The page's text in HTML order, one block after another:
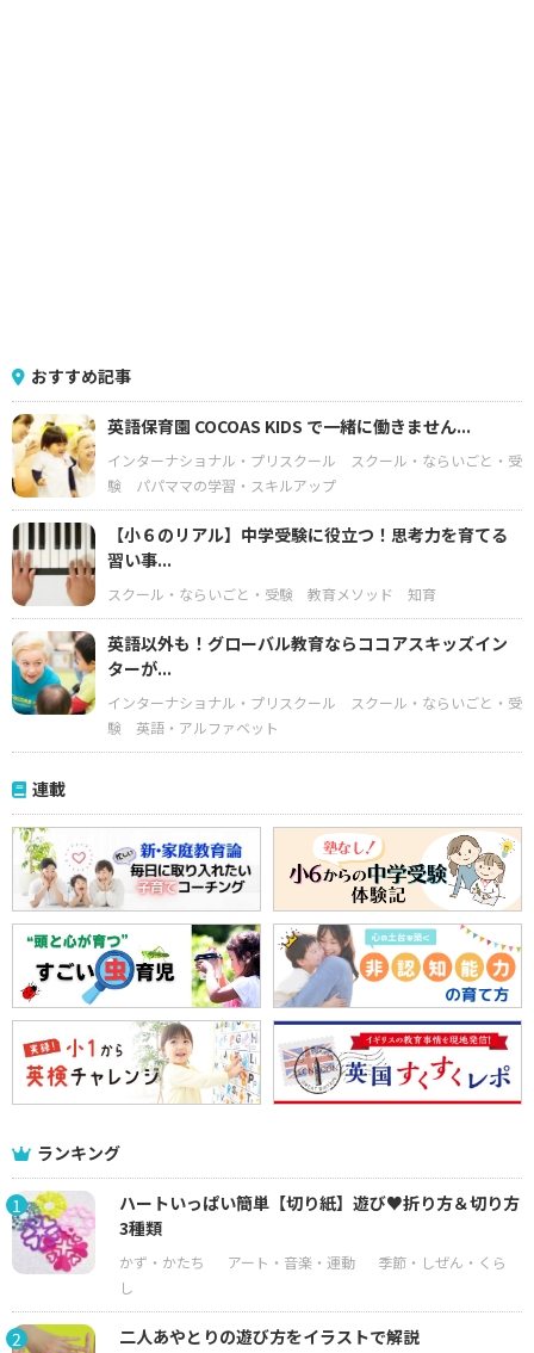
おすすめ記事
英語保育園 COCOAS KIDS で一緒に働きません...
インターナショナル・プリスクール
スクール・ならいごと・受
験
パパママの学習・スキルアップ
【小６のリアル】中学受験に役立つ！思考力を育てる
習い事...
スクール・ならいごと・受験 教育メソッド 知育
英語以外も！グローバル教育ならココアスキッズイン
ターが...
インターナショナル・プリスクール
スクール・ならいごと・受
験
英語・アルファベット
連載
ランキング
1
ハートいっぱい簡単【切り紙】遊び♥折り方＆切り方
3種類
2 二人あやとりの遊び方をイラストで解説